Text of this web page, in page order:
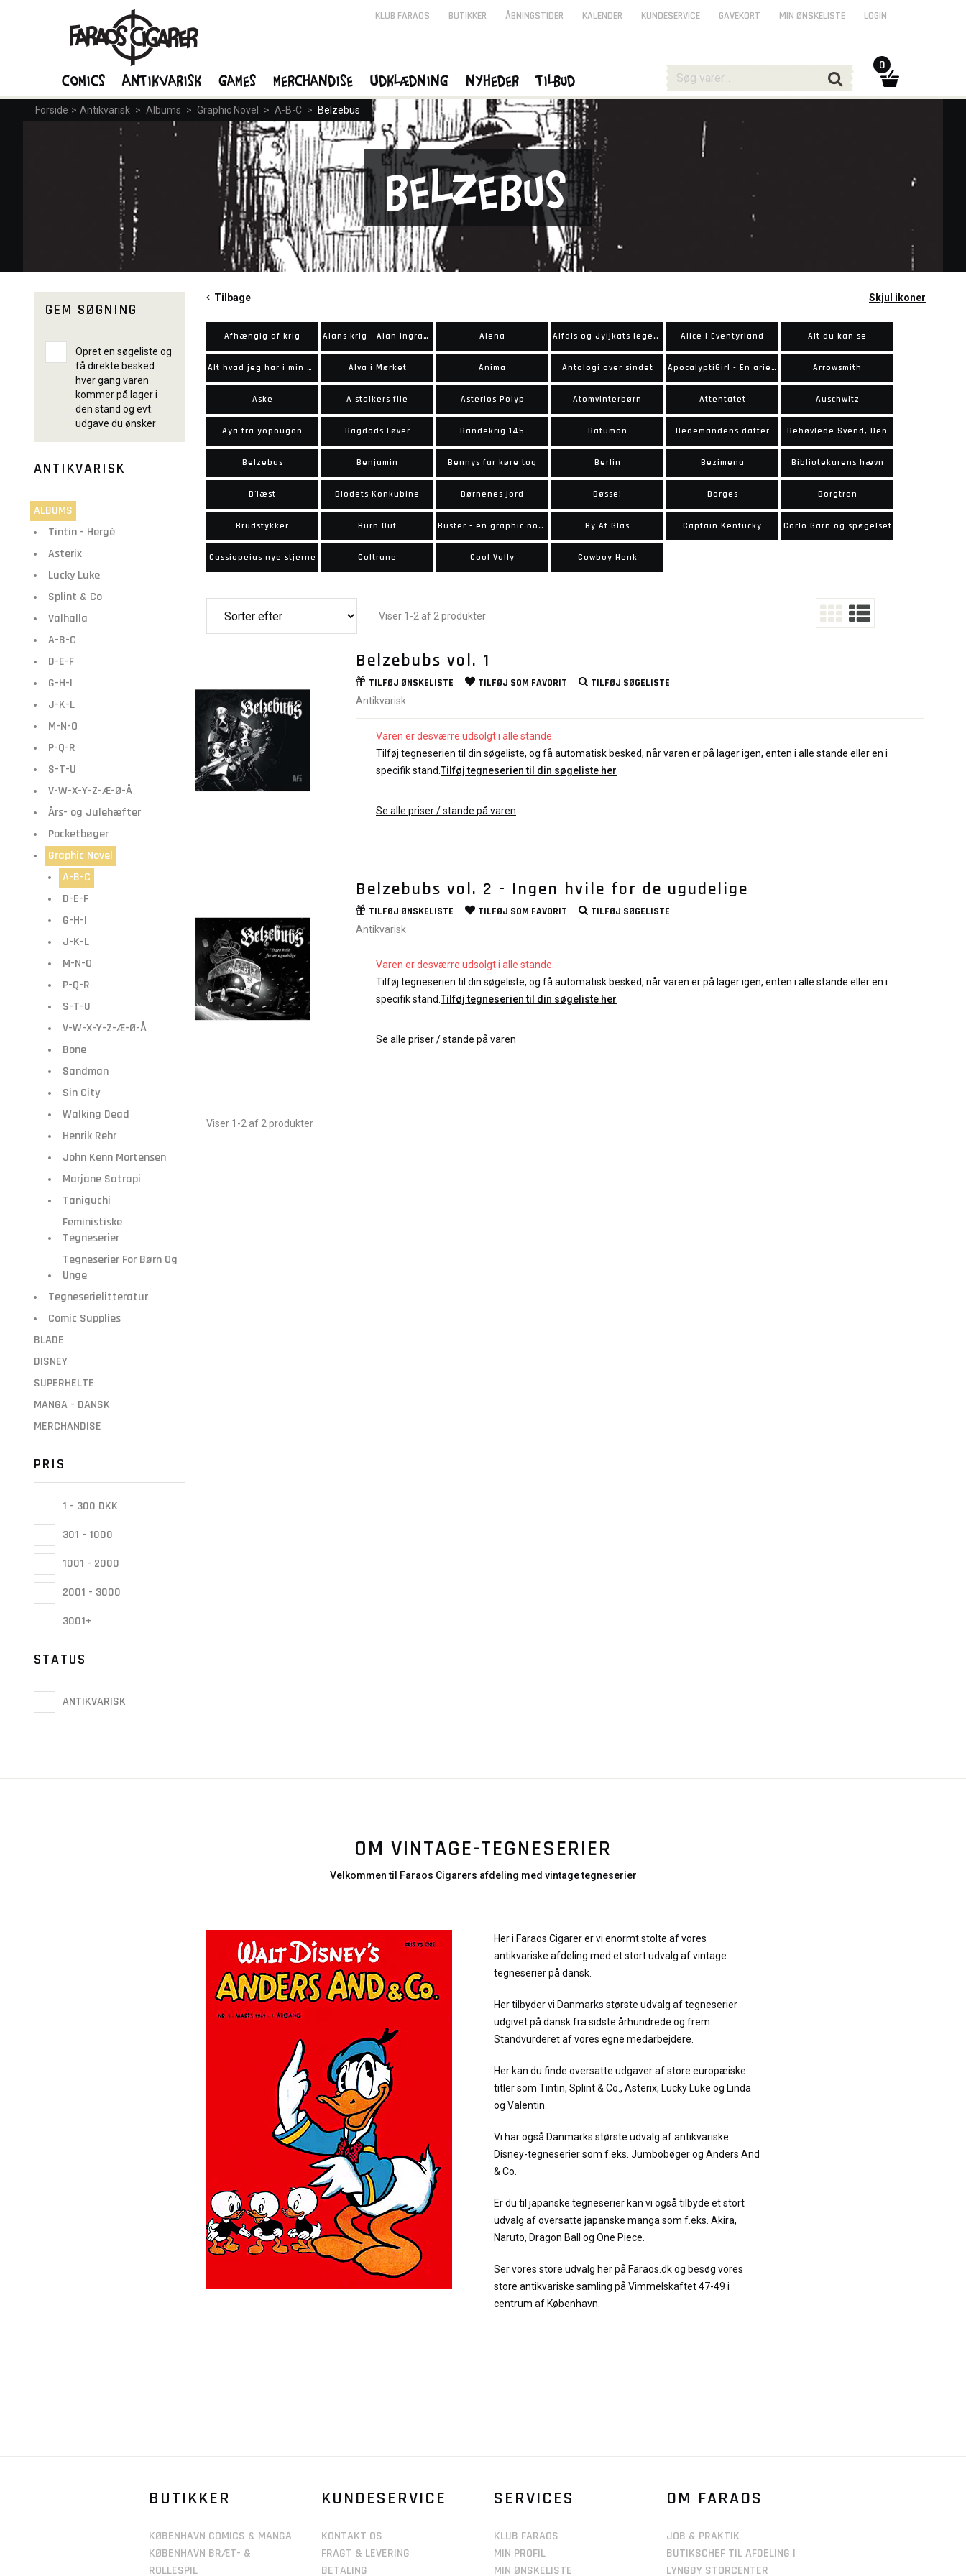
Forside > Antikvarisk > Albums > Graphic Novel > A-B-C > Belzebus
Belzebus
GEM SØGNING
Opret en søgeliste og
få direkte besked
hver gang varen
kommer på lager i
den stand og evt.
udgave du ønsker
ANTIKVARISK
ALBUMS
Tintin - Hergé
Asterix
Lucky Luke
Splint & Co
Valhalla
A-B-C
D-E-F
G-H-I
J-K-L
M-N-O
P-Q-R
S-T-U
V-W-X-Y-Z-Æ-Ø-Å
Års- og Julehæfter
Pocketbøger
Graphic Novel
A-B-C
D-E-F
G-H-I
J-K-L
M-N-O
P-Q-R
S-T-U
V-W-X-Y-Z-Æ-Ø-Å
Bone
Sandman
Sin City
Walking Dead
Henrik Rehr
John Kenn Mortensen
Marjane Satrapi
Taniguchi
Feministiske
Tegneserier
Tegneserier For Børn Og
Unge
Tegneserielitteratur
Comic Supplies
BLADE
DISNEY
SUPERHELTE
MANGA - DANSK
MERCHANDISE
PRIS
1 - 300 DKK
301 - 1000
1001 - 2000
2001 - 3000
3001+
STATUS
ANTIKVARISK
Skjul ikoner
Tilbage
Afhængig af krig Alans krig - Alan ingram copes erindringer Alena Alfdis og Jyljkats legendariske eventyr Alice I Eventyrland Alt du kan se
Alt hvad jeg har i min ene hånd Alva i Mørket Anima Antologi over sindet ApocalyptiGirl - En arie til verdens undergang Arrowsmith
Aske A stalkers file Asterios Polyp Atomvinterbørn Attentatet Auschwitz
Aya fra yopougon Bagdads Løver Bandekrig 145 Batuman Bedemandens datter Behøvlede Svend, Den
Belzebus Benjamin Bennys far køre tog Berlin Bezimena Bibliotekarens hævn
B'læst Blodets Konkubine Børnenes jord Bøsse! Borges Borgtron
Brudstykker Burn Out Buster - en graphic novel om sorg By Af Glas Captain Kentucky Carlo Garn og spøgelset
Cassiopeias nye stjerne Coltrane Cool Vally Cowboy Henk
Viser 1-2 af 2 produkter
Belzebubs vol. 1
TILFØJ ØNSKELISTE TILFØJ SOM FAVORIT TILFØJ SØGELISTE
Antikvarisk
Varen er desværre udsolgt i alle stande.
Tilføj tegneserien til din søgeliste, og få automatisk besked, når varen er på lager igen, enten i alle stande eller en i
specifik stand. Tilføj tegneserien til din søgeliste her
Se alle priser / stande på varen
Belzebubs vol. 2 - Ingen hvile for de ugudelige
TILFØJ ØNSKELISTE TILFØJ SOM FAVORIT TILFØJ SØGELISTE
Antikvarisk
Varen er desværre udsolgt i alle stande.
Tilføj tegneserien til din søgeliste, og få automatisk besked, når varen er på lager igen, enten i alle stande eller en i
specifik stand.Tilføj tegneserien til din søgeliste her
Se alle priser / stande på varen
Viser 1-2 af 2 produkter
OM VINTAGE-TEGNESERIER
Velkommen til Faraos Cigarers afdeling med vintage tegneserier
Her i Faraos Cigarer er vi enormt stolte af vores
antikvariske afdeling med et stort udvalg af vintage
tegneserier på dansk.
Her tilbyder vi Danmarks største udvalg af tegneserier
udgivet på dansk fra sidste århundrede og frem.
Standvurderet af vores egne medarbejdere.
Her kan du finde oversatte udgaver af store europæiske
titler som Tintin, Splint & Co., Asterix, Lucky Luke og Linda
og Valentin.
Vi har også Danmarks største udvalg af antikvariske
Disney-tegneserier som f.eks. Jumbobøger og Anders And
& Co.
Er du til japanske tegneserier kan vi også tilbyde et stort
udvalg af oversatte japanske manga som f.eks. Akira,
Naruto, Dragon Ball og One Piece.
Ser vores store udvalg her på Faraos.dk og besøg vores
store antikvariske samling på Vimmelskaftet 47-49 i
centrum af København.
KLUB FARAOS BUTIKKER ÅBNINGSTIDER KALENDER KUNDESERVICE GAVEKORT MIN ØNSKELISTE LOGIN
Comics Antikvarisk Games Merchandise Udklædning Nyheder Tilbud
0
BUTIKKER
KØBENHAVN COMICS & MANGA
KØBENHAVN BRÆT- &
ROLLESPIL
KUNDESERVICE
KONTAKT OS
FRAGT & LEVERING
BETALING
SERVICES
KLUB FARAOS
MIN PROFIL
MIN ØNSKELISTE
OM FARAOS
JOB & PRAKTIK
BUTIKSCHEF TIL AFDELING I
LYNGBY STORCENTER